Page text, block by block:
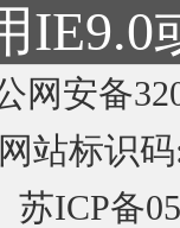
IE9.0
网安备
站标识码
苏ICP备